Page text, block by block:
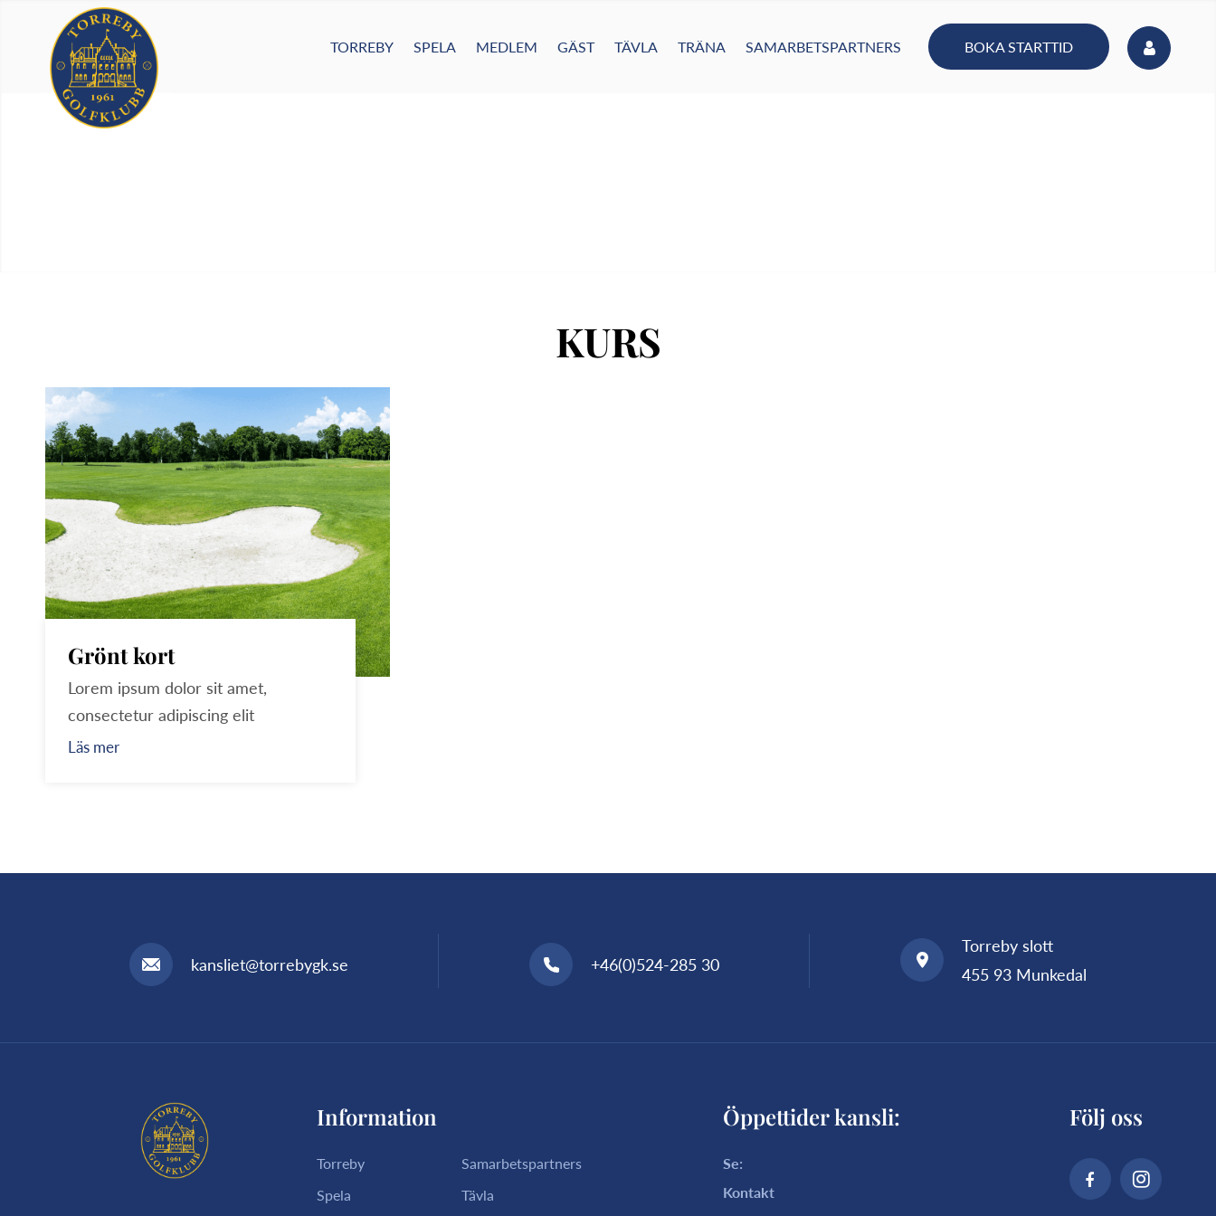
TORREBY SPELA MEDLEM GÄST TÄVLA TRÄNA SAMARBETSPARTNERS BOKA STARTTID
KURS
Grönt kort
Lorem ipsum dolor sit amet,
consectetur adipiscing elit
Läs mer
kansliet@torrebygk.se +46(0)524-285 30
Torreby slott
455 93 Munkedal
Information
Torreby
Samarbetspartners
Spela
Tävla
Öppettider kansli:
Se:
Kontakt
Följ oss